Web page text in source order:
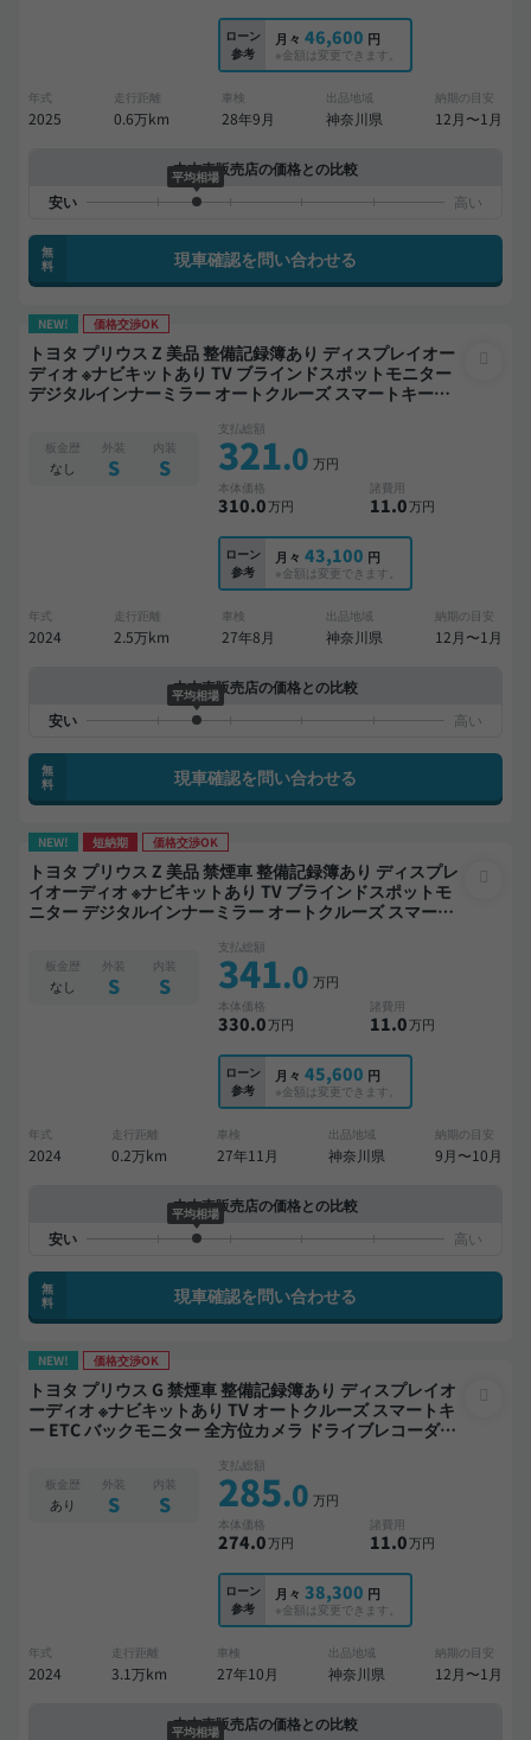
ローン
参考
月々 46,600 円
※金額は変更できます。
年式
2025
走行距離
0.6万km
車検
28年9月
出品地域
神奈川県
納期の目安
12月〜1月
中古車販売店の価格との比較
平均相場
無
料
現車確認を問い合わせる
NEW! 価格交渉OK
トヨタ プリウス Z 美品 整備記録簿あり ディスプレイオー
ディオ ※ナビキットあり TV ブラインドスポットモニター
デジタルインナーミラー オートクルーズ スマートキー
板金歴
なし
外装
S
内装
S
支払総額
321.0 万円
本体価格
310.0万円
諸費用
11.0万円
ローン
参考
月々 43,100 円
※金額は変更できます。
年式
2024
走行距離
2.5万km
車検
27年8月
出品地域
神奈川県
納期の目安
12月〜1月
中古車販売店の価格との比較
平均相場
無
料
現車確認を問い合わせる
NEW! 短納期 価格交渉OK
トヨタ プリウス Z 美品 禁煙車 整備記録簿あり ディスプレ
イオーディオ ※ナビキットあり TV ブラインドスポットモ
ニター デジタルインナーミラー オートクルーズ スマート
ライブレコーダー 衝突軽減
板金歴
なし
外装
S
内装
S
支払総額
341.0 万円
本体価格
330.0万円
諸費用
11.0万円
ローン
参考
月々 45,600 円
※金額は変更できます。
年式
2024
走行距離
0.2万km
車検
27年11月
出品地域
神奈川県
納期の目安
9月〜10月
中古車販売店の価格との比較
平均相場
無
料
現車確認を問い合わせる
NEW! 価格交渉OK
トヨタ プリウス G 禁煙車 整備記録簿あり ディスプレイオ
ーディオ ※ナビキットあり TV オートクルーズ スマートキ
ー ETC バックモニター 全方位カメラ ドライブレコーダー
板金歴
あり
外装
S
内装
S
支払総額
285.0 万円
本体価格
274.0万円
諸費用
11.0万円
ローン
参考
月々 38,300 円
※金額は変更できます。
年式
2024
走行距離
3.1万km
車検
27年10月
出品地域
神奈川県
納期の目安
12月〜1月
中古車販売店の価格との比較
平均相場